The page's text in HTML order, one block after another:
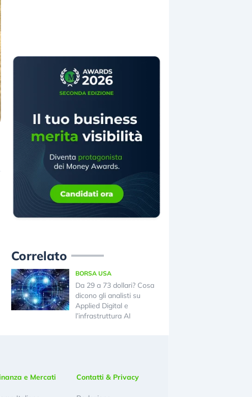
Correlato
BORSA USA
Da 29 a 73 dollari? Cosa
dicono gli analisti su
Applied Digital e
l’infrastruttura AI
e Mercati Contatti & Privacy